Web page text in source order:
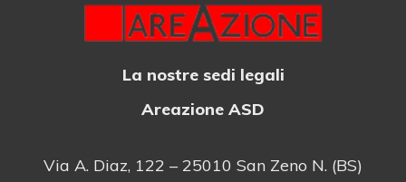
La nostre sedi legali
Areazione ASD
Via A. Diaz, 122 – 25010 San Zeno N. (BS)